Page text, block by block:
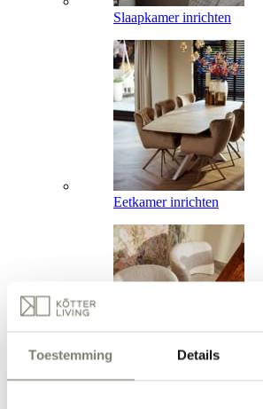
Toestemming Details
Slaapkamer inrichten
Eetkamer inrichten